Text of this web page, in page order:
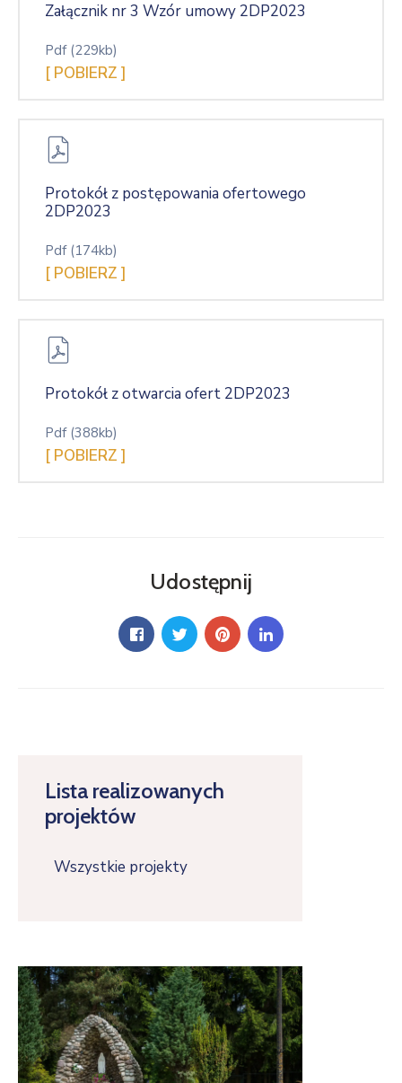
Lista realizowanych
projektów
Wszystkie projekty
Załącznik nr 3 Wzór umowy 2DP2023
Pdf (229kb)
[ POBIERZ ]
Protokół z postępowania ofertowego
2DP2023
Pdf (174kb)
[ POBIERZ ]
Protokół z otwarcia ofert 2DP2023
Pdf (388kb)
[ POBIERZ ]
Udostępnij